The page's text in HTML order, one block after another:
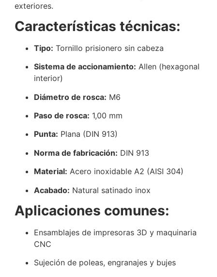
exteriores.
Características técnicas:
Tipo: Tornillo prisionero sin cabeza
Sistema de accionamiento: Allen (hexagonal
interior)
Diámetro de rosca: M6
Paso de rosca: 1,00 mm
Punta: Plana (DIN 913)
Norma de fabricación: DIN 913
Material: Acero inoxidable A2 (AISI 304)
Acabado: Natural satinado inox
Aplicaciones comunes:
Ensamblajes de impresoras 3D y maquinaria
CNC
Sujeción de poleas, engranajes y bujes